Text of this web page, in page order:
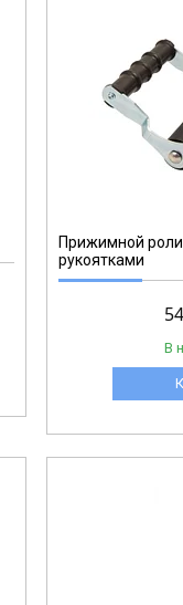
Прижимной
рукоятками
В